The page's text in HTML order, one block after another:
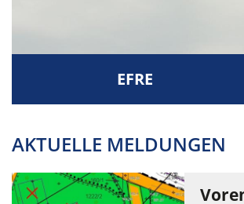
EFRE
AKTUELLE MELDUNGEN